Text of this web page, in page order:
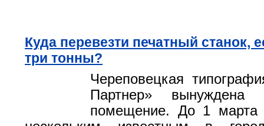
Куда перевезти печатный станок,
три тонны?
Череповецкая
Партнер» вынуждена
помещение. До 1